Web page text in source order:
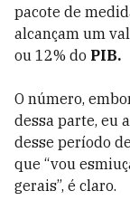
pacote de
alcançam um
ou 12% do PIB.
O número,
dessa parte, eu
desse período
que “vou
gerais”, é claro.